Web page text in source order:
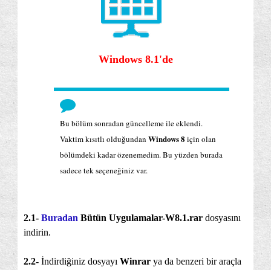
Windows 8.1'de
Bu bölüm sonradan güncelleme ile eklendi.
Vaktim kısıtlı olduğundan Windows 8 için olan
bölümdeki kadar özenemedim. Bu yüzden burada
sadece tek seçeneğiniz var.
2.1- Buradan Bütün Uygulamalar-W8.1.rar dosyasını
indirin.
2.2- İndirdiğiniz dosyayı Winrar ya da benzeri bir araçla